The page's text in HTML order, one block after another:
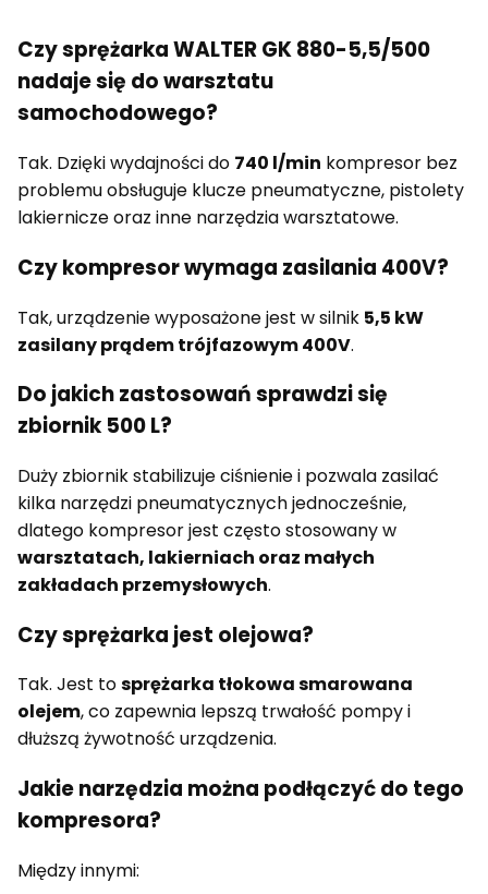
Czy sprężarka WALTER GK 880-5,5/500
nadaje się do warsztatu
samochodowego?
Tak. Dzięki wydajności do 740 l/min kompresor bez
problemu obsługuje klucze pneumatyczne, pistolety
lakiernicze oraz inne narzędzia warsztatowe.
Czy kompresor wymaga zasilania 400V?
Tak, urządzenie wyposażone jest w silnik 5,5 kW
zasilany prądem trójfazowym 400V.
Do jakich zastosowań sprawdzi się
zbiornik 500 L?
Duży zbiornik stabilizuje ciśnienie i pozwala zasilać
kilka narzędzi pneumatycznych jednocześnie,
dlatego kompresor jest często stosowany w
warsztatach, lakierniach oraz małych
zakładach przemysłowych.
Czy sprężarka jest olejowa?
Tak. Jest tosprężarka tłokowa smarowana
olejem, co zapewnia lepszą trwałość pompy i
dłuższą żywotność urządzenia.
Jakie narzędzia można podłączyć do tego
kompresora?
Między innymi: